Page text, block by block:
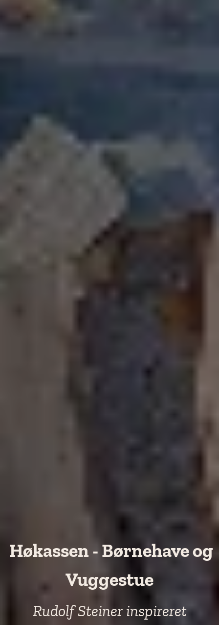
Høkassen - Børnehave og
Vuggestue
Rudolf Steiner inspireret